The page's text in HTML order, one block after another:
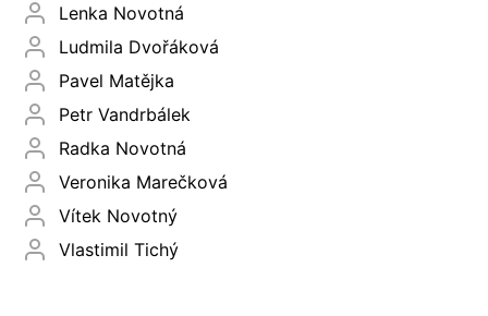
Lenka Novotná
Ludmila Dvořáková
Pavel Matějka
Petr Vandrbálek
Radka Novotná
Veronika Marečková
Vítek Novotný
Vlastimil Tichý